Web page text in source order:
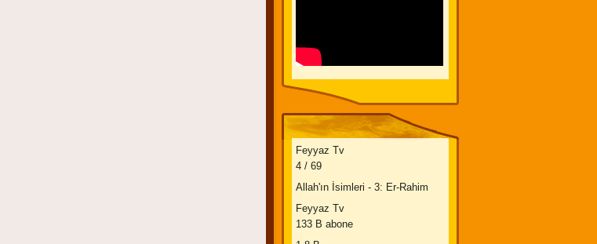
Feyyaz Tv
4 / 69
Allah'ın İsimleri - 3: Er-Rahim
Feyyaz Tv
133 B abone